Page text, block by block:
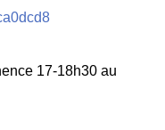
17-18h30 au